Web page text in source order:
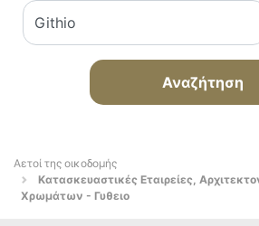
Αναζήτηση
Αετοί της οικοδομής
Κατασκευαστικές Εταιρείες,
Χρωμάτων - Γυθειο